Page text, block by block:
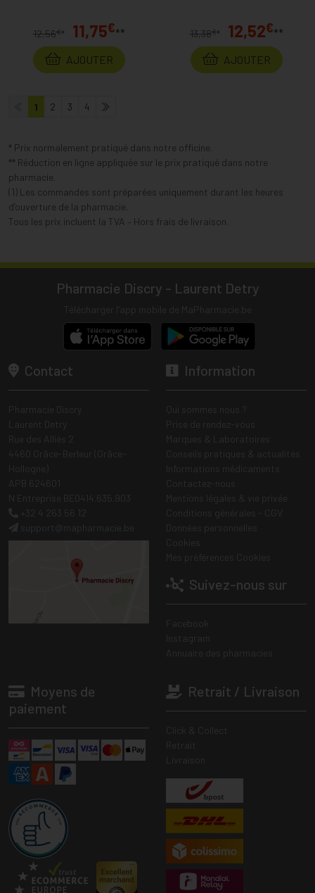
12,56€ * 11,75€**
AJOUTER
13,38€ * 12,52€**
AJOUTER
1 2 3 4
* Prix normalement pratiqué dans notre officine.
** Réduction en ligne appliquée sur le prix pratiqué dans notre
pharmacie.
(1) Les commandes sont préparées uniquement durant les heures
d’ouverture de la pharmacie.
Tous les prix incluent la TVA – Hors frais de livraison.
Pharmacie Discry - Laurent Detry
Contact Information
Suivez-nous sur
Moyens de
paiement
Retrait / Livraison